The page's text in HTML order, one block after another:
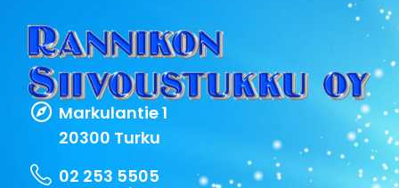
Markulantie 1
20300 Turku
02 253 5505